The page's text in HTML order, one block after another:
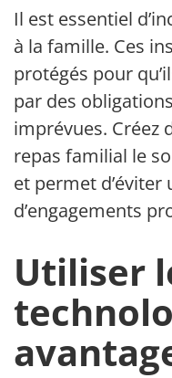
Il est essentiel
à la famille. Ces
protégés pour
par des
imprévues. Créez
repas familial le
et permet d’éviter
d’engagements
Utiliser